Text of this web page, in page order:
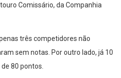
Comissário, da Companhia
três competidores não
sem notas. Por outro lado, já 10
80 pontos.